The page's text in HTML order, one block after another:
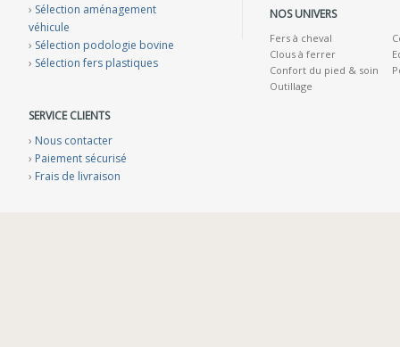
› Sélection aménagement
véhicule
› Sélection podologie bovine
› Sélection fers plastiques
SERVICE CLIENTS
› Nous contacter
› Paiement sécurisé
› Frais de livraison
NOS UNIVERS
Fers à cheval
Clous à ferrer
Confort du pied & soin
Outillage